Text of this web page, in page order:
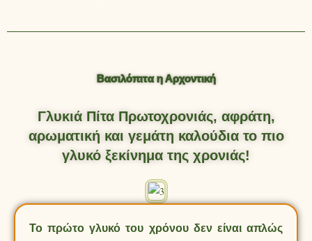
Βασιλόπιτα η Αρχοντική
Γλυκιά Πίτα Πρωτοχρονιάς, αφράτη,
αρωματική και γεμάτη καλούδια το πιο
γλυκό ξεκίνημα της χρονιάς!
Το πρώτο γλυκό του χρόνου δεν είναι απλώς